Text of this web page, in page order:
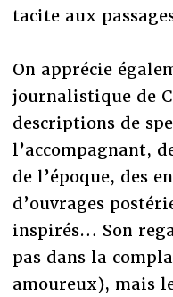
tacite aux
On apprécie
journalistique de
descriptions de
l’accompagnant,
de l’époque, des
d’ouvrages
inspirés… Son
pas dans la
amoureux), mais